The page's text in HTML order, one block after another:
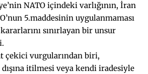
NATO içindeki varlığının, İran
5.maddesinin uygulanmaması
sınırlayan bir unsur
çekici vurgularından biri,
itilmesi veya kendi iradesiyle